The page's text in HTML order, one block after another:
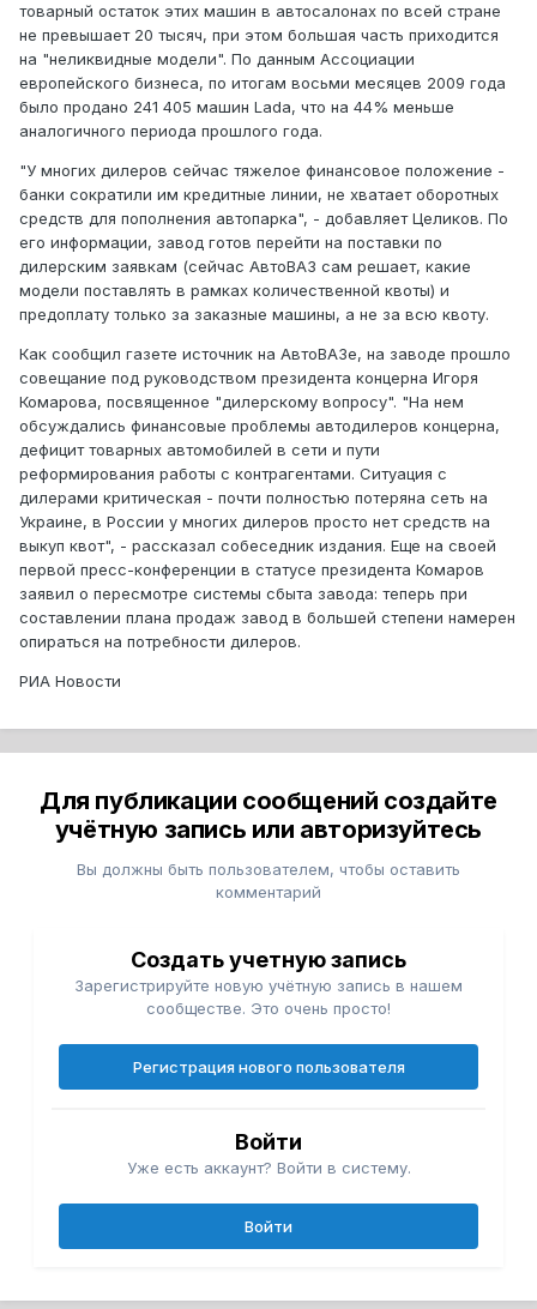
товарный остаток этих машин в автосалонах по всей стране
не превышает 20 тысяч, при этом большая часть приходится
на "неликвидные модели". По данным Ассоциации
европейского бизнеса, по итогам восьми месяцев 2009 года
было продано 241 405 машин Lada, что на 44% меньше
аналогичного периода прошлого года.
"У многих дилеров сейчас тяжелое финансовое положение -
банки сократили им кредитные линии, не хватает оборотных
средств для пополнения автопарка", - добавляет Целиков. По
его информации, завод готов перейти на поставки по
дилерским заявкам (сейчас АвтоВАЗ сам решает, какие
модели поставлять в рамках количественной квоты) и
предоплату только за заказные машины, а не за всю квоту.
Как сообщил газете источник на АвтоВАЗе, на заводе прошло
совещание под руководством президента концерна Игоря
Комарова, посвященное "дилерскому вопросу". "На нем
обсуждались финансовые проблемы автодилеров концерна,
дефицит товарных автомобилей в сети и пути
реформирования работы с контрагентами. Ситуация с
дилерами критическая - почти полностью потеряна сеть на
Украине, в России у многих дилеров просто нет средств на
выкуп квот", - рассказал собеседник издания. Еще на своей
первой пресс-конференции в статусе президента Комаров
заявил о пересмотре системы сбыта завода: теперь при
составлении плана продаж завод в большей степени намерен
опираться на потребности дилеров.
РИА Новости
Для публикации сообщений создайте
учётную запись или авторизуйтесь
Вы должны быть пользователем, чтобы оставить
комментарий
Создать учетную запись
Зарегистрируйте новую учётную запись в нашем
сообществе. Это очень просто!
Регистрация нового пользователя
Войти
Уже есть аккаунт? Войти в систему.
Войти